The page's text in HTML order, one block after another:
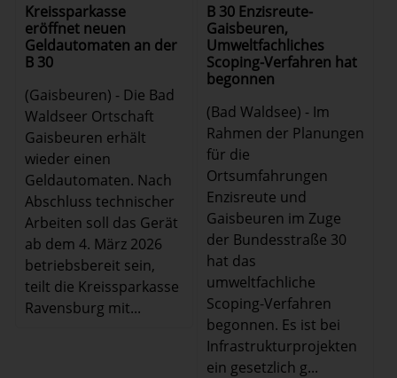
Kreissparkasse
eröffnet neuen
Geldautomaten an der
B 30
(Gaisbeuren) - Die Bad
Waldseer Ortschaft
Gaisbeuren erhält
wieder einen
Geldautomaten. Nach
Abschluss technischer
Arbeiten soll das Gerät
ab dem 4. März 2026
betriebsbereit sein,
teilt die Kreissparkasse
Ravensburg mit...
B 30 Enzisreute-
Gaisbeuren,
Umweltfachliches
Scoping-Verfahren hat
begonnen
(Bad Waldsee) - Im
Rahmen der Planungen
für die
Ortsumfahrungen
Enzisreute und
Gaisbeuren im Zuge
der Bundesstraße 30
hat das
umweltfachliche
Scoping-Verfahren
begonnen. Es ist bei
Infrastrukturprojekten
ein gesetzlich g...